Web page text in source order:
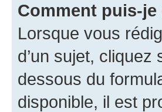
Comment puis-
Lorsque vous
d’un sujet, cliquez
dessous du
disponible, il est